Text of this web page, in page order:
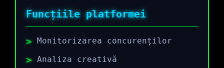
Funcțiile platformei
Monitorizarea concurenților
Analiza creativă